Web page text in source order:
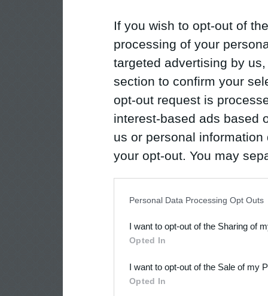
If you wish to opt-out of
processing of your
targeted advertising by
section to confirm your
opt-out request is
interest-based ads based
us or personal
your opt-out. You may
Downstream Participants
third parties.
Personal Data Processing Opt Outs
I want to opt-out of the Sharing of
Opted In
I want to opt-out of the Sale of my
Opted In